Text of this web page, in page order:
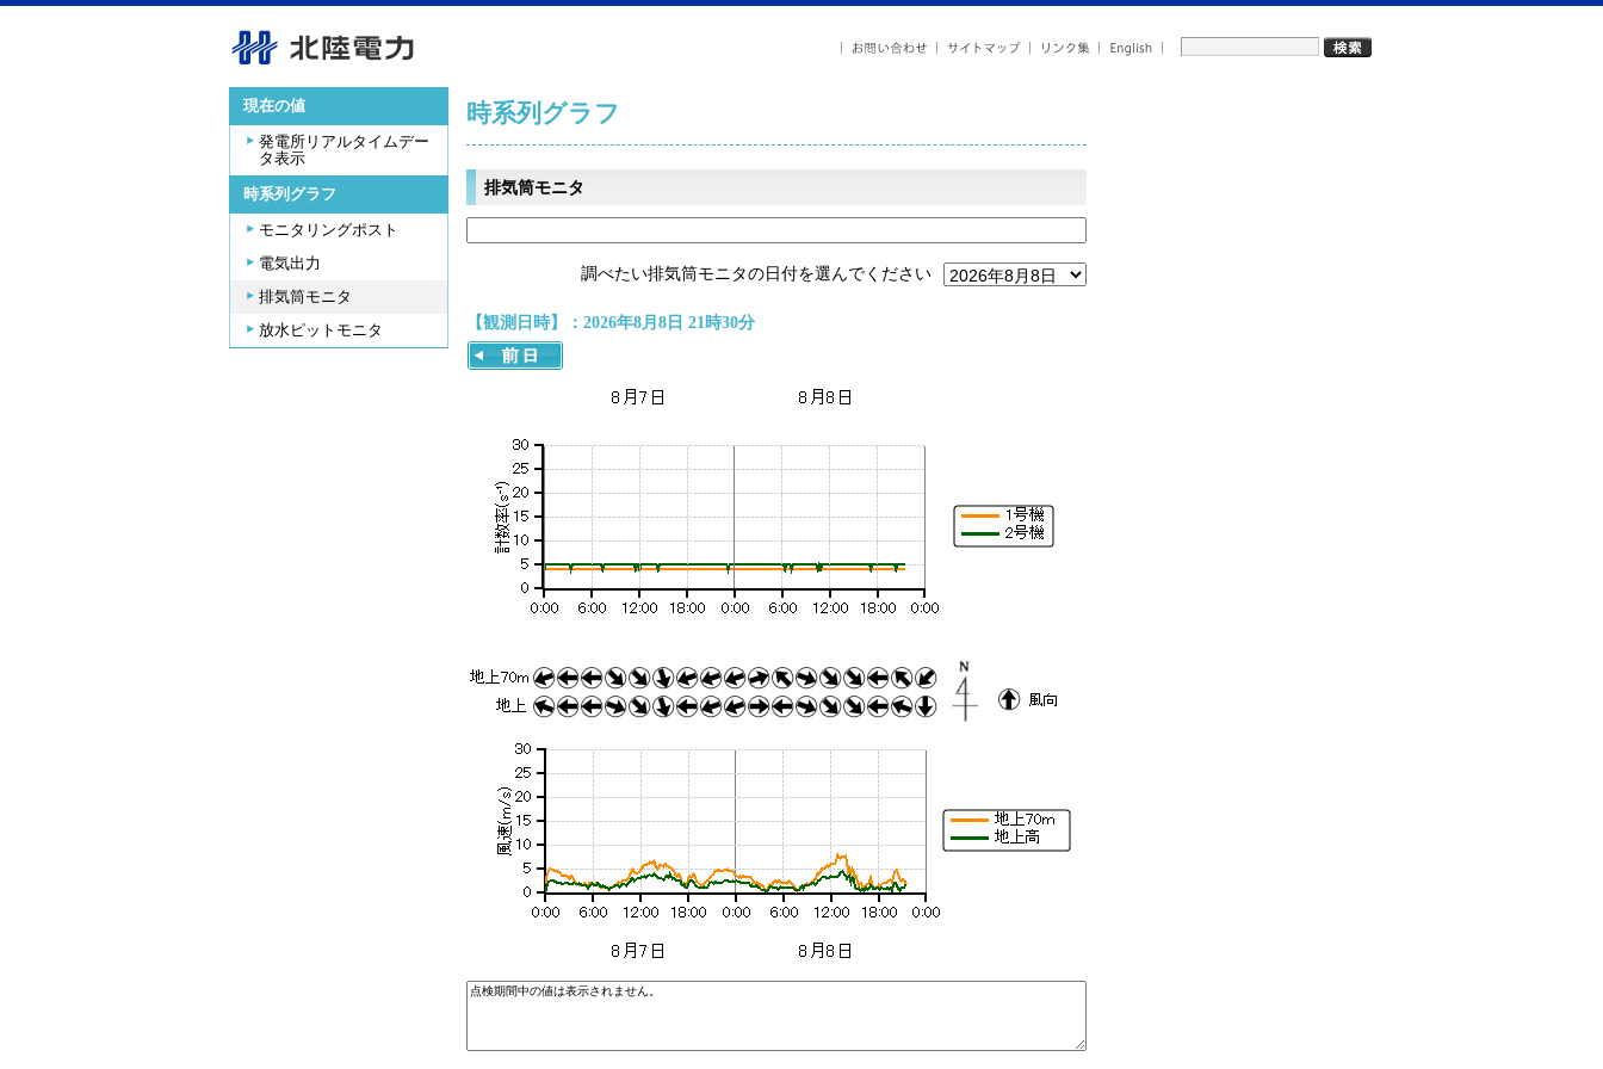
現在の値
発電所リアルタイムデー
タ表示
時系列グラフ
モニタリングポスト
電気出力
排気筒モニタ
放水ピットモニタ
時系列グラフ
排気筒モニタ
調べたい排気筒モニタの日付を選んでください
【観測日時】：2026年8月8日 21時30分